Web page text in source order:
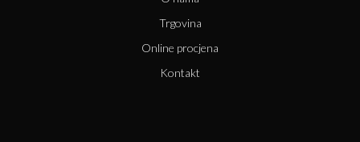
Trgovina
Online procjena
Kontakt